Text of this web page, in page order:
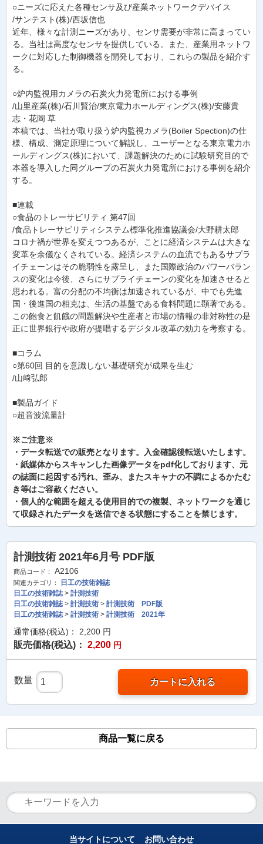
○ニーズに応えた各種センサ及び産業ネットワークデバイス
/サンテスト(株)/西坂信也
近年、様々な計測ニーズがあり、センサ需要が非常に高まってい
る。当社は高度なセンサを提供している。また、産業用ネットワ
ークに対応した制御機器を開発しており、これらの製品を紹介す
る。
○炉内監視用カメラの石炭火力発電所における事例
/山里産業(株)/石川賢治/東京電力ホールディングス(株)/安藤貴
志・花岡 草
本稿では、当社が取り扱う炉内監視カメラ(Boiler Spection)の仕
様、構成、測定原理について解説し、ユーザーとなる東京電力ホ
ールディングス(株)において、課題解決のために試験研究目的で
本器を導入した同グループの石炭火力発電所における事例を紹介
する。
■連載
○食品のトレーサビリティ 第47回
/食品トレーサビリティシステム標準化推進協議会/大野耕太郎
コロナ禍が世界を変えつつあるが、ことに経済システムは大きな
変革を余儀なくされている。経済システムの血流でもあるサプラ
イチェーンはその脆弱性を露呈し、また国際政治のパワーバラン
スの変化は今後、さらにサプライチェーンの変化を加速させると
思われる。富の分配の不均衡は加速されているが、中でも先進
国・後進国の相克は、生活の基盤である食料問題に顕著である。
この飽食と飢餓の問題解決や生産者と市場の情報の非対称性の是
正に世界銀行や政府が提唱するデジタル改革の効力を考察する。
■コラム
○第60回 目的を意識しない基礎研究が成果を生む
/山﨑弘郎
■製品ガイド
○超音波流量計
※ご注意※
・データ転送での販売となります。入金確認後転送いたします。
・紙媒体からスキャンした画像データをpdf化しております、元
の誌面に起因する汚れ、歪み、またスキャナの不調によるかたむ
き等はご容赦ください。
・個人的な範囲を超える使用目的での複製、ネットワークを通じ
て収録されたデータを送信できる状態にすることを禁じます。
計測技術 2021年6月号 PDF版
商品コード： A2106
関連カテゴリ：
日工の技術雑誌
日工の技術雑誌> 計測技術
日工の技術雑誌> 計測技術 > 計測技術 PDF版
日工の技術雑誌> 計測技術 > 計測技術 2021年
通常価格(税込)： 2,200 円
販売価格(税込)： 2,200 円
数量 カートに入れる
商品一覧に戻る
当サイトについて お問い合わせ